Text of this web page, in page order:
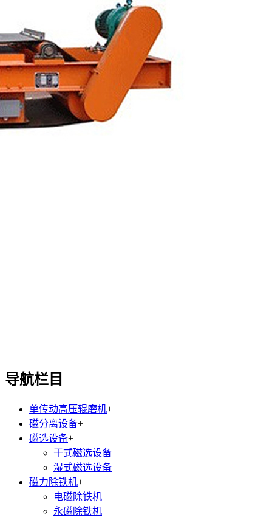
导航栏目
单传动高压辊磨机+
磁分离设备+
磁选设备+
干式磁选设备
湿式磁选设备
磁力除铁机+
电磁除铁机
永磁除铁机